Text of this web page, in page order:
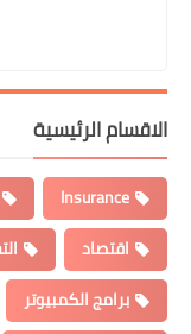
الاقسام الرئيسية
Insurance
اقتصاد
برامج الكمبيوتر